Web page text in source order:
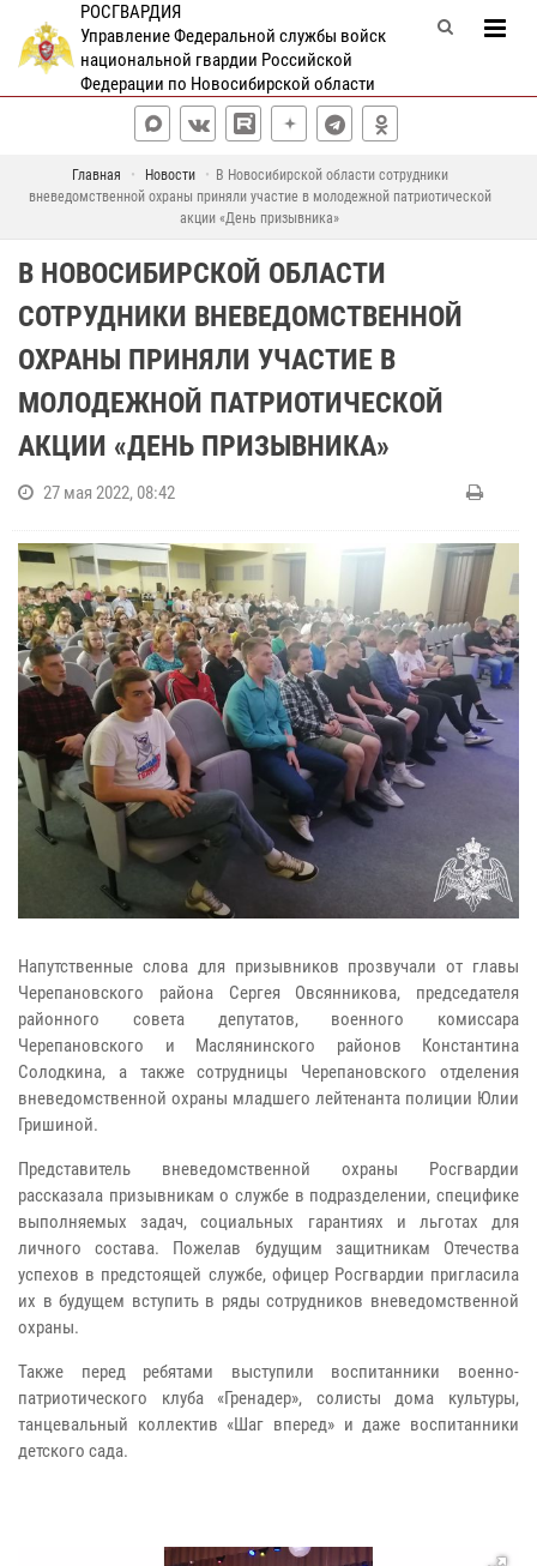
РОСГВАРДИЯ
Управление Федеральной службы войск
национальной гвардии Российской
Федерации по Новосибирской области
Главная Новости
В Новосибирской области сотрудники
вневедомственной охраны приняли участие в молодежной патриотической
акции «День призывника»
В НОВОСИБИРСКОЙ ОБЛАСТИ
СОТРУДНИКИ ВНЕВЕДОМСТВЕННОЙ
ОХРАНЫ ПРИНЯЛИ УЧАСТИЕ В
МОЛОДЕЖНОЙ ПАТРИОТИЧЕСКОЙ
АКЦИИ «ДЕНЬ ПРИЗЫВНИКА»
27 мая 2022, 08:42
Напутственные слова для призывников прозвучали от главы
Черепановского района Сергея Овсянникова, председателя
районного совета депутатов, военного комиссара
Черепановского и Маслянинского районов Константина
Солодкина, а также сотрудницы Черепановского отделения
вневедомственной охраны младшего лейтенанта полиции Юлии
Гришиной.
Представитель вневедомственной охраны Росгвардии
рассказала призывникам о службе в подразделении, специфике
выполняемых задач, социальных гарантиях и льготах для
личного состава. Пожелав будущим защитникам Отечества
успехов в предстоящей службе, офицер Росгвардии пригласила
их в будущем вступить в ряды сотрудников вневедомственной
охраны.
Также перед ребятами выступили воспитанники военно-
патриотического клуба «Гренадер», солисты дома культуры,
танцевальный коллектив «Шаг вперед» и даже воспитанники
детского сада.